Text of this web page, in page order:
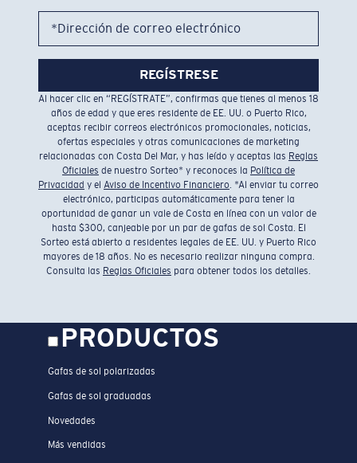
*Dirección de correo electrónico
REGÍSTRESE
Al hacer clic en “REGÍSTRATE”, confirmas que tienes al menos 18
años de edad y que eres residente de EE. UU. o Puerto Rico,
aceptas recibir correos electrónicos promocionales, noticias,
ofertas especiales y otras comunicaciones de marketing
relacionadas con Costa Del Mar, y has leído y aceptas las Reglas
Oficiales de nuestro Sorteo* y reconoces la Política de
Privacidad y el Aviso de Incentivo Financiero . *Al enviar tu correo
electrónico, participas automáticamente para tener la
oportunidad de ganar un vale de Costa en línea con un valor de
hasta $300, canjeable por un par de gafas de sol Costa. El
Sorteo está abierto a residentes legales de EE. UU. y Puerto Rico
mayores de 18 años. No es necesario realizar ninguna compra.
Consulta las Reglas Oficiales para obtener todos los detalles.
PRODUCTOS
Gafas de sol polarizadas
Gafas de sol graduadas
Novedades
Más vendidas